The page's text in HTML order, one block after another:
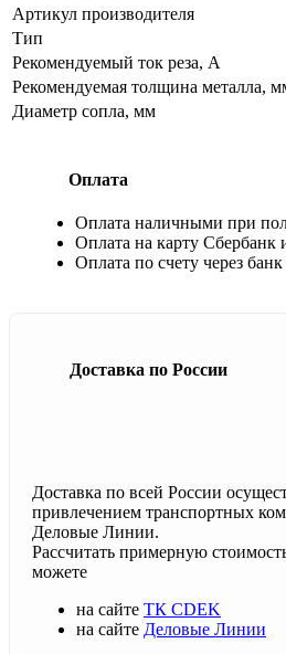
Артикул производителя
Тип
Рекомендуемый ток реза, А
Рекомендуемая толщина металла,
Диаметр сопла, мм
Оплата
Оплата наличными при
Оплата на карту
Оплата по счету через
Доставка по России
Доставка по всей России
привлечением транспортных
Деловые Линии.
Рассчитать примерную
можете
на сайте ТК CDEK
на сайте Деловые Линии